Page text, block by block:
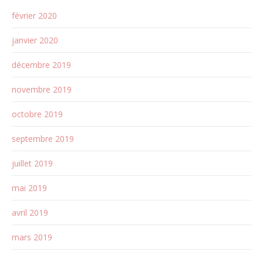
février 2020
janvier 2020
décembre 2019
novembre 2019
octobre 2019
septembre 2019
juillet 2019
mai 2019
avril 2019
mars 2019